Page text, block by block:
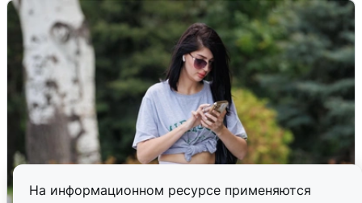
На информационном ресурсе применяются